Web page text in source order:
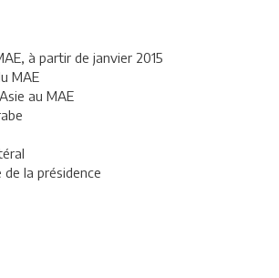
à partir de janvier 2015
MAE
au MAE
la présidence